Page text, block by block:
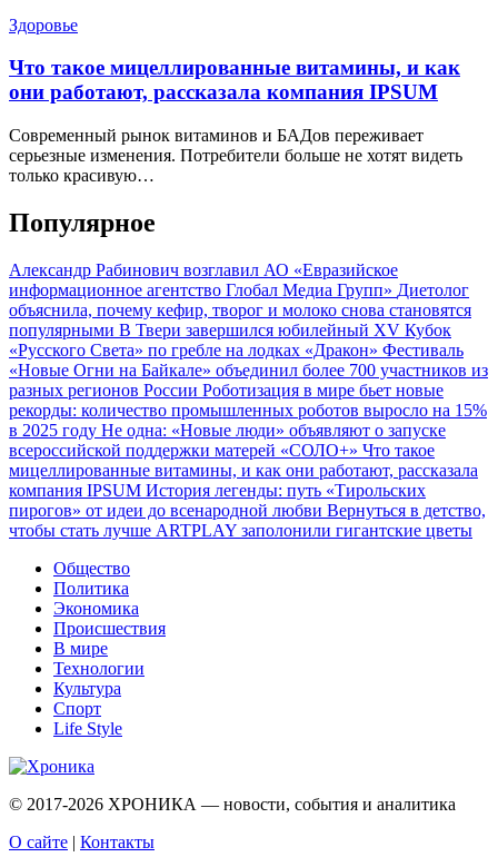
Здоровье
Что такое мицеллированные витамины, и как
они работают, рассказала компания IPSUM
Современный рынок витаминов и БАДов переживает
серьезные изменения. Потребители больше не хотят видеть
только красивую…
Популярное
Александр Рабинович возглавил АО «Евразийское
информационное агентство Глобал Медиа Групп» Диетолог
объяснила, почему кефир, творог и молоко снова становятся
популярными В Твери завершился юбилейный XV Кубок
«Русского Света» по гребле на лодках «Дракон» Фестиваль
«Новые Огни на Байкале» объединил более 700 участников из
разных регионов России Роботизация в мире бьет новые
рекорды: количество промышленных роботов выросло на 15%
в 2025 году Не одна: «Новые люди» объявляют о запуске
всероссийской поддержки матерей «СОЛО+» Что такое
мицеллированные витамины, и как они работают, рассказала
компания IPSUM История легенды: путь «Тирольских
пирогов» от идеи до всенародной любви Вернуться в детство,
чтобы стать лучше ARTPLAY заполонили гигантские цветы
Общество
Политика
Экономика
Происшествия
В мире
Технологии
Культура
Спорт
Life Style
© 2017-2026 ХРОНИКА — новости, события и аналитика
О сайте | Контакты